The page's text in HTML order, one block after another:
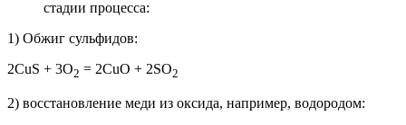
стадии процесса:
1) Обжиг сульфидов:
2CuS + 3O2 = 2CuO + 2SO2
2) восстановление меди из оксида, например, водородом: